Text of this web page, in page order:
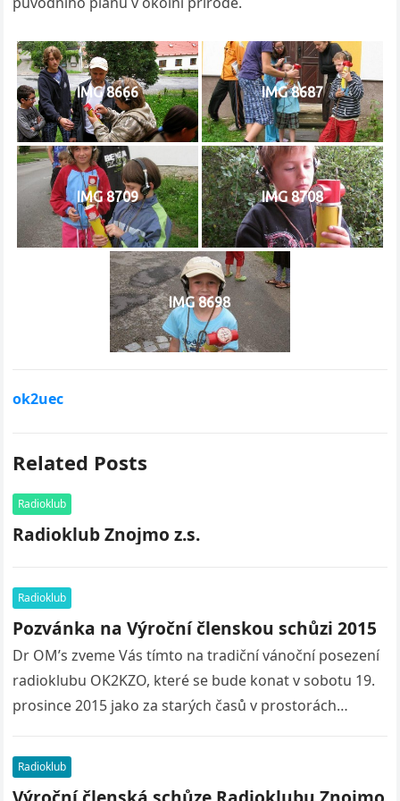
IMG 8666 IMG 8687
IMG 8709 IMG 8708
IMG 8698
ok2uec
Related Posts
Radioklub
Radioklub Znojmo z.s.
Radioklub
Pozvánka na Výroční členskou schůzi 2015
Dr OM’s zveme Vás tímto na tradiční vánoční posezení
radioklubu OK2KZO, které se bude konat v sobotu 19.
prosince 2015 jako za starých časů v prostorách
Radioklub